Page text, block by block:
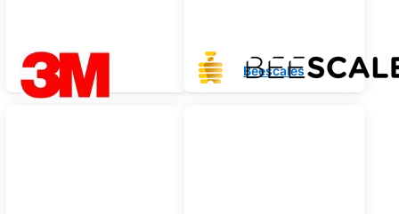
3M Beescales